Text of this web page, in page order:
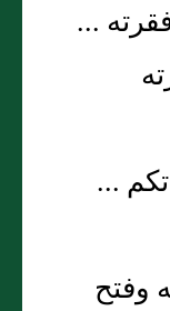
...
...
وفتح